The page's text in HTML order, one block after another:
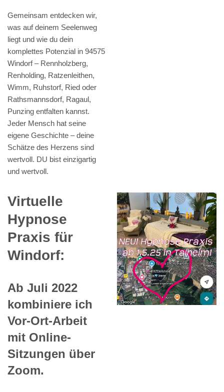
Gemeinsam entdecken wir,
was auf deinem Seelenweg
liegt und wie du dein
komplettes Potenzial in 94575
Windorf – Rennholzberg,
Renholding, Ratzenleithen,
Wimm, Ruhstorf, Ried oder
Rathsmannsdorf, Ragaul,
Punzing entfalten kannst.
Jeder Mensch hat seine
eigene Geschichte – deine
Schätze des Herzens sind
wertvoll. DU bist einzigartig
und wertvoll.
Virtuelle
Hypnose
Praxis für
Windorf:
Ab Juli 2022
kombiniere ich
Vor-Ort-Arbeit
mit Online-
Sitzungen über
Zoom.